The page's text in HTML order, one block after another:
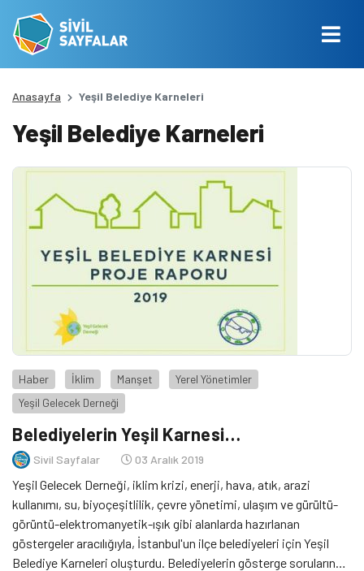
Anasayfa Yeşil Belediye Karneleri
Yeşil Belediye Karneleri
Haber İklim Manşet
Yerel Yönetimler
Yeşil Gelecek Derneği
Belediyelerin Yeşil Karnesi…
Sivil Sayfalar 03 Aralık 2019
Yeşil Gelecek Derneği, iklim krizi, enerji, hava, atık, arazi
kullanımı, su, biyoçeşitlilik, çevre yönetimi, ulaşım ve gürültü-
görüntü-elektromanyetik-ışık gibi alanlarda hazırlanan
göstergeler aracılığıyla, İstanbul'un ilçe belediyeleri için Yeşil
Belediye Karneleri oluşturdu. Belediyelerin gösterge sorularına